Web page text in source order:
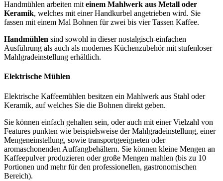
Handmühlen arbeiten mit einem Mahlwerk aus Metall oder
Keramik, welches mit einer Handkurbel angetrieben wird. Sie
fassen mit einem Mal Bohnen für zwei bis vier Tassen Kaffee.
Handmühlen sind sowohl in dieser nostalgisch-einfachen
Ausführung als auch als modernes Küchenzubehör mit stufenloser
Mahlgradeinstellung erhältlich.
Elektrische Mühlen
Elektrische Kaffeemühlen besitzen ein Mahlwerk aus Stahl oder
Keramik, auf welches Sie die Bohnen direkt geben.
Sie können einfach gehalten sein, oder auch mit einer Vielzahl von
Features punkten wie beispielsweise der Mahlgradeinstellung, einer
Mengeneinstellung, sowie transportgeeigneten oder
aromaschonenden Auffangbehältern. Sie können kleine Mengen an
Kaffeepulver produzieren oder große Mengen mahlen (bis zu 10
Portionen und mehr für den professionellen, gastronomischen
Bereich).